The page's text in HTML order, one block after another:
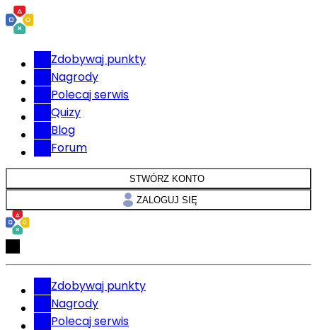
Zdobywaj punkty
Nagrody
Polecaj serwis
Quizy
Blog
Forum
STWÓRZ KONTO
ZALOGUJ SIĘ
Zdobywaj punkty
Nagrody
Polecaj serwis